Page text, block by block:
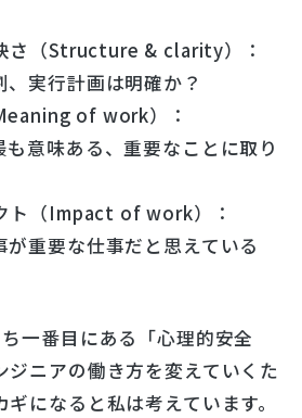
さ（Structure & clarity）：
実行計画は明確か？
of work）：
も意味ある、重要なことに取り
ト（Impact of work）：
が重要な仕事だと思えている
一番目にある「心理的安全
ジニアの働き方を変えていくた
になると私は考えています。